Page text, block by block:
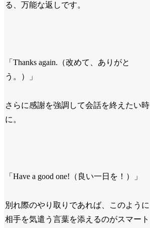
る、万能な返しです。
「Thanks again.（改めて、ありがと
う。）」
さらに感謝を強調して会話を終えたい時
に。
「Have a good one!（良い一日を！）」
別れ際のやり取りであれば、このように
相手を気遣う言葉を添えるのがスマート